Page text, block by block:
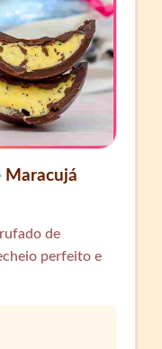
Maracujá
de
perfeito e